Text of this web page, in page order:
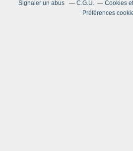
Signaler un abus C.G.U.
Cookies
Préférences